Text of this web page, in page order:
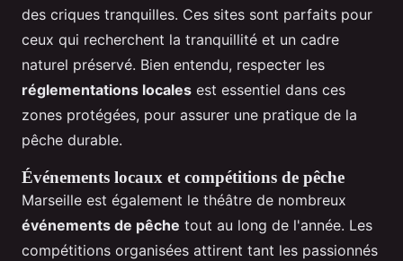
des criques tranquilles. Ces sites sont parfaits pour
ceux qui recherchent la tranquillité et un cadre
naturel préservé. Bien entendu, respecter les
réglementations locales est essentiel dans ces
zones protégées, pour assurer une pratique de la
pêche durable.
Événements locaux et compétitions de pêche
Marseille est également le théâtre de nombreux
événements de pêche tout au long de l'année. Les
compétitions organisées attirent tant les passionnés